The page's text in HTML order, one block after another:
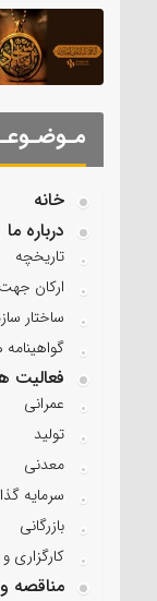
خانه
درباره ما
تاریخچه
ارکان
ساختار
گواهینامه
فعالیت
عمرانی
تولید
معدنی
سرمایه
بازرگانی
کارگزاری
مناقصه